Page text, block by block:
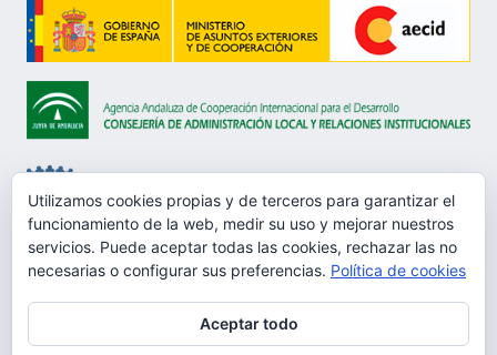
Aviso Legal
Política de privacidad
Utilizamos cookies propias y de terceros para garantizar el
funcionamiento de la web, medir su uso y mejorar nuestros
servicios. Puede aceptar todas las cookies, rechazar las no
necesarias o configurar sus preferencias. Política de cookies
Aceptar todo